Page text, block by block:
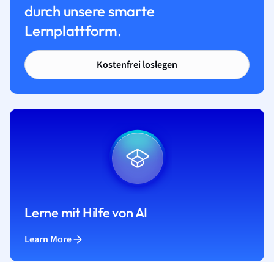
durch unsere smarte
Lernplattform.
Kostenfrei loslegen
Lerne mit Hilfe von AI
Learn More